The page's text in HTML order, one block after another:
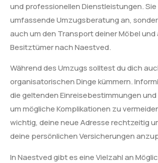
und professionellen Dienstleistungen.
umfassende Umzugsberatung an,
auch um den Transport deiner Möbel und
Besitztümer nach Naestved.
Während des Umzugs solltest du dich
organisatorischen Dinge kümmern.
die geltenden Einreisebestimmungen
um mögliche Komplikationen zu
wichtig, deine neue Adresse rechtzeitig
deine persönlichen Versicherungen
In Naestved gibt es eine Vielzahl an